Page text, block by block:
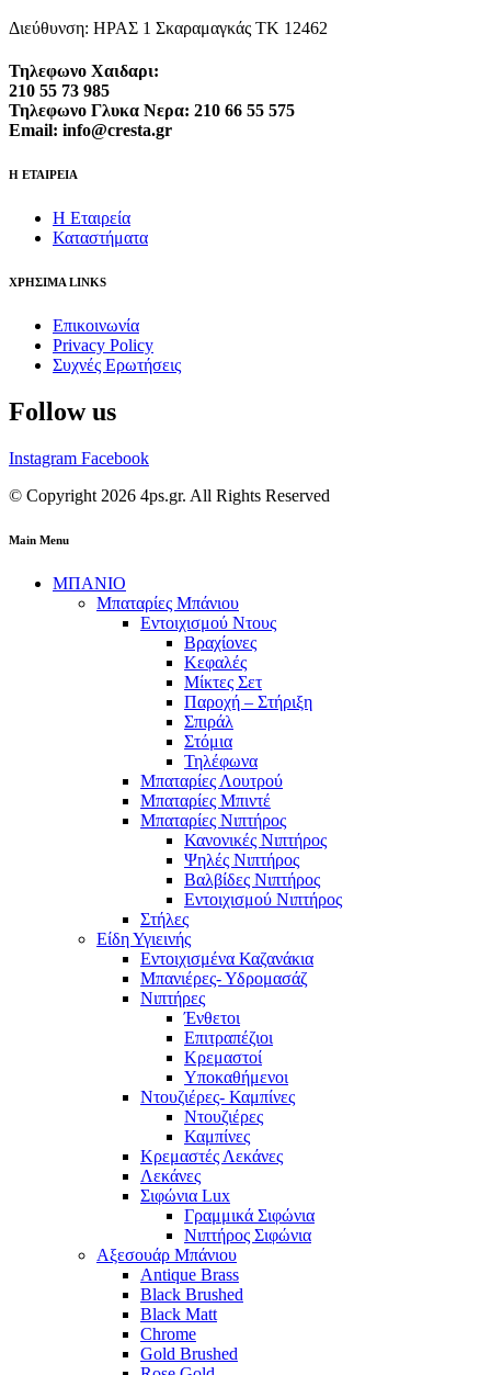
Διεύθυνση: ΗΡΑΣ 1 Σκαραμαγκάς ΤΚ 12462
Τηλεφωνο Χαιδαρι:
210 55 73 985
Τηλεφωνο Γλυκα Νερα: 210 66 55 575
Email: info@cresta.gr
Η ΕΤΑΙΡΕΙΑ
Η Εταιρεία
Καταστήματα
ΧΡΗΣΙΜΑ LINKS
Επικοινωνία
Privacy Policy
Συχνές Ερωτήσεις
Follow us
Instagram Facebook
© Copyright 2026 4ps.gr. All Rights Reserved
Main Menu
ΜΠΑΝΙΟ
Μπαταρίες Μπάνιου
Εντοιχισμού Ντους
Βραχίονες
Κεφαλές
Μίκτες Σετ
Παροχή – Στήριξη
Σπιράλ
Στόμια
Τηλέφωνα
Μπαταρίες Λουτρού
Μπαταρίες Μπιντέ
Μπαταρίες Νιπτήρος
Κανονικές Νιπτήρος
Ψηλές Νιπτήρος
Βαλβίδες Νιπτήρος
Εντοιχισμού Νιπτήρος
Στήλες
Είδη Υγιεινής
Εντοιχισμένα Καζανάκια
Μπανιέρες- Υδρομασάζ
Νιπτήρες
Ένθετοι
Επιτραπέζιοι
Κρεμαστοί
Υποκαθήμενοι
Ντουζιέρες- Καμπίνες
Ντουζιέρες
Καμπίνες
Κρεμαστές Λεκάνες
Λεκάνες
Σιφώνια Lux
Γραμμικά Σιφώνια
Νιπτήρος Σιφώνια
Αξεσουάρ Μπάνιου
Antique Brass
Black Brushed
Black Matt
Chrome
Gold Brushed